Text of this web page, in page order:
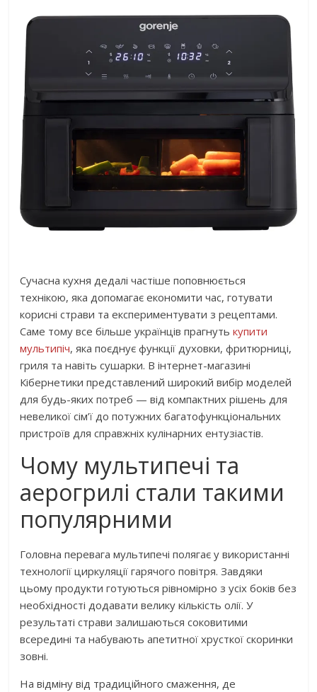
Сучасна кухня дедалі частіше поповнюється
технікою, яка допомагає економити час, готувати
корисні страви та експериментувати з рецептами.
Саме тому все більше українців прагнутькупити
мультипіч, яка поєднує функції духовки, фритюрниці,
гриля та навіть сушарки. В інтернет-магазині
Кібернетики представлений широкий вибір моделей
для будь-яких потреб — від компактних рішень для
невеликої сім’ї до потужних багатофункціональних
пристроїв для справжніх кулінарних ентузіастів.
Чому мультипечі та
аерогрилі стали такими
популярними
Головна перевага мультипечі полягає у використанні
технології циркуляції гарячого повітря. Завдяки
цьому продукти готуються рівномірно з усіх боків без
необхідності додавати велику кількість олії. У
результаті страви залишаються соковитими
всередині та набувають апетитної хрусткої скоринки
зовні.
На відміну від традиційного смаження, де